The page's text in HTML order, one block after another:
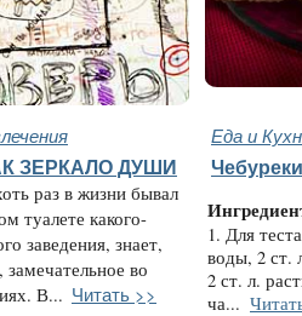
Еда и
ЗЕРКАЛО ДУШИ
раз в жизни бывал
туалете какого-
заведения, знает,
во
В... Читать >>
1. Для
воды, 2 ст.
2 ст. л.
ча...